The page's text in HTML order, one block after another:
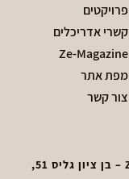
פרויקטים
קשרי אדריכלים
Ze-Magazine
מפת אתר
צור קשר
| ZEDKA SHOWROOM – בן ציון גליס 51,